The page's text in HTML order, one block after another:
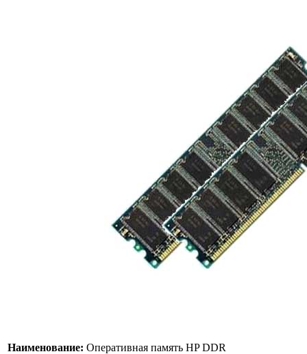
Наименование: Оперативная память HP DDR